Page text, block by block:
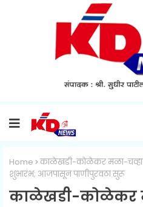
Home
काळेखडी-कोळेकर मळा-
शुभारंभ; आजपासून पाणीपुरवठा सुरू
काळेखडी-कोळेकर